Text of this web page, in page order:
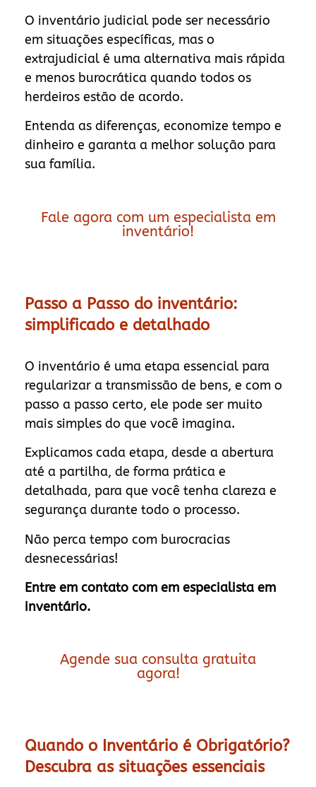
O inventário judicial pode ser necessário
em situações específicas, mas o
extrajudicial é uma alternativa mais rápida
e menos burocrática quando todos os
herdeiros estão de acordo.
Entenda as diferenças, economize tempo e
dinheiro e garanta a melhor solução para
sua família.
Fale agora com um especialista em
inventário!
Passo a Passo do inventário:
simplificado e detalhado
O inventário é uma etapa essencial para
regularizar a transmissão de bens, e com o
passo a passo certo, ele pode ser muito
mais simples do que você imagina.
Explicamos cada etapa, desde a abertura
até a partilha, de forma prática e
detalhada, para que você tenha clareza e
segurança durante todo o processo.
Não perca tempo com burocracias
desnecessárias!
Entre em contato com em especialista em
inventário.
Agende sua consulta gratuita
agora!
Quando o Inventário é Obrigatório?
Descubra as situações essenciais